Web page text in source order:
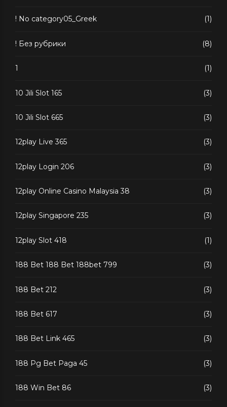
! No category05_Greek (1)
! Без рубрики (8)
1 (1)
10 Jili Slot 165 (3)
10 Jili Slot 665 (3)
12play Live 365 (3)
12play Login 206 (3)
12play Online Casino Malaysia 38 (3)
12play Singapore 235 (3)
12play Slot 418 (1)
188 Bet 188 Bet 188bet 799 (3)
188 Bet 212 (3)
188 Bet 617 (3)
188 Bet Link 465 (3)
188 Pg Bet Paga 45 (3)
188 Win Bet 86 (3)